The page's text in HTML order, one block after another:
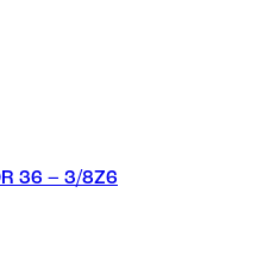
36 – 3/8Z6